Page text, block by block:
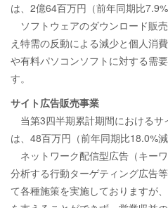
は、2億64百万円（前年同期比
ソフトウェアのダウンロード販
え特需の反動による減少と個人消
や有料パソコンソフトに対する需
す。
サイト広告販売事業
当第3四半期累計期間におけるサ
は、48百万円（前年同期比18.0%減
ネットワーク配信型広告（キー
分析する行動ターゲティング広告
て各種施策を実施しておりますが